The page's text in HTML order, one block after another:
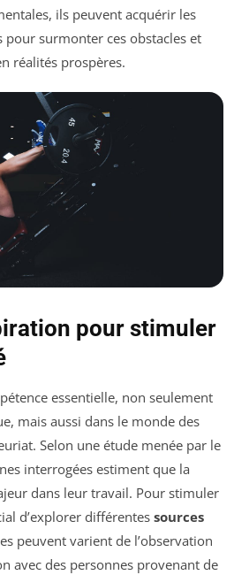
ils peuvent acquérir les
pour surmonter ces obstacles et
réalités prospères.
pour stimuler
essentielle, non seulement
mais aussi dans le monde des
Selon une étude menée par le
interrogées estiment que la
dans leur travail. Pour stimuler
d’explorer différentes sources
peuvent varient de l’observation
avec des personnes provenant de